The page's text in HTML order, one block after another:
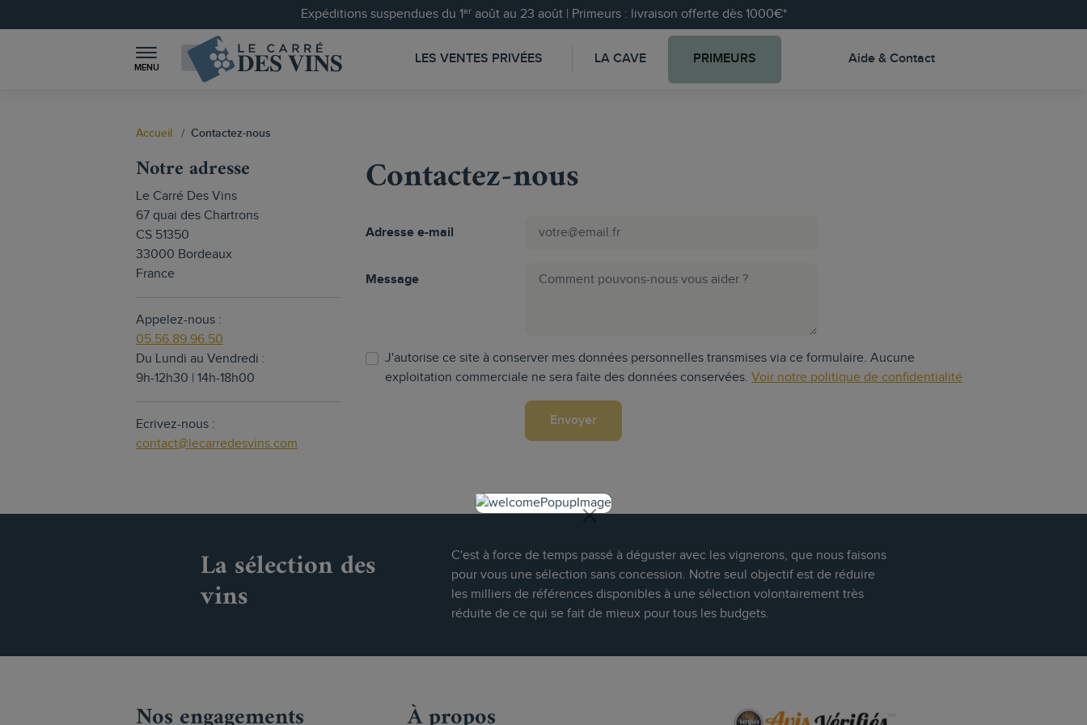
Expéditions suspendues du 1ᵉʳ août au 23 août | Primeurs : livraison offerte dès 1000€*
MENU
LES VENTES PRIVÉES LA CAVE PRIMEURS Aide & Contact
Accueil Contactez-nous
Notre adresse
Le Carré Des Vins
67 quai des Chartrons
CS 51350
33000 Bordeaux
France
Appelez-nous :
05.56.89.96.50
Du Lundi au Vendredi :
9h-12h30 | 14h-18h00
Ecrivez-nous :
contact@lecarredesvins.com
Contactez-nous
Adresse e-mail
Message
J'autorise ce site à conserver mes données personnelles transmises via ce formulaire. Aucune
exploitation commerciale ne sera faite des données conservées. Voir notre politique de confidentialité
La sélection des
vins
C'est à force de temps passé à déguster avec les vignerons, que nous faisons
pour vous une sélection sans concession. Notre seul objectif est de réduire
les milliers de références disponibles à une sélection volontairement très
réduite de ce qui se fait de mieux pour tous les budgets.